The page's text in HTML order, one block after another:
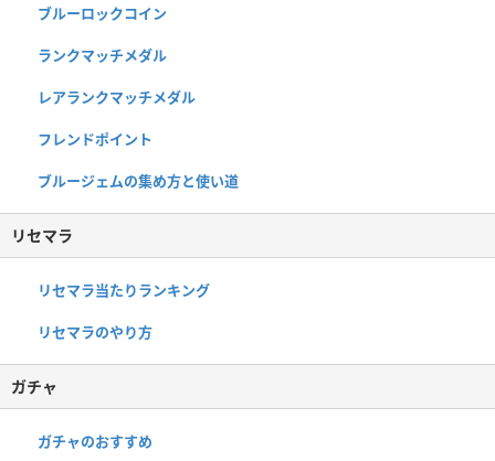
ブルーロックコイン
ランクマッチメダル
レアランクマッチメダル
フレンドポイント
ブルージェムの集め方と使い道
リセマラ
リセマラ当たりランキング
リセマラのやり方
ガチャ
ガチャのおすすめ